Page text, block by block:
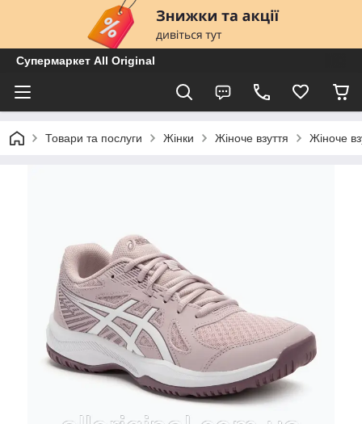
Супермаркет All Original
Товари та послуги Жінки Жіноче взуття Жіноче